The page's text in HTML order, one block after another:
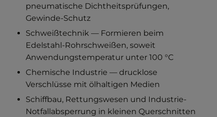
pneumatische Dichtheitsprüfungen,
Gewinde-Schutz
Schweißtechnik — Formieren beim
Edelstahl-Rohrschweißen, soweit
Anwendungstemperatur unter 100 °C
Chemische Industrie — drucklose
Verschlüsse mit ölhaltigen Medien
Schiffbau, Rettungswesen und Industrie-
Notfallabsperrung in kleinen Querschnitten